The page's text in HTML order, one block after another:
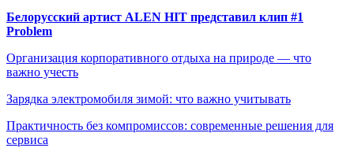
Белорусский артист ALEN HIT представил клип #1
Problem
Организация корпоративного отдыха на природе — что
важно учесть
Зарядка электромобиля зимой: что важно учитывать
Практичность без компромиссов: современные решения для
сервиса